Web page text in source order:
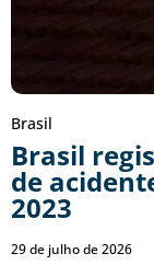
Brasil
Brasil
de
2023
29 de julho de 2026